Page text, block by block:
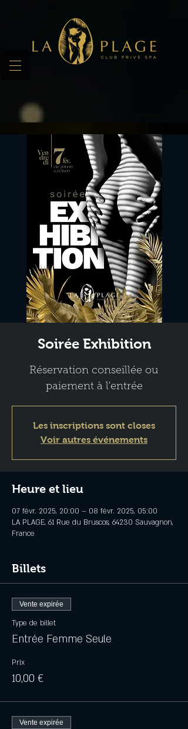
Soirée Exhibition
Réservation conseillée ou
paiement à l'entrée
Les inscriptions sont closes
Voir autres événements
Heure et lieu
07 févr. 2025, 20:00 – 08 févr. 2025, 05:00
LA PLAGE, 61 Rue du Bruscos, 64230 Sauvagnon,
France
Billets
Vente expirée
Type de billet
Entrée Femme Seule
Prix
10,00 €
Vente expirée